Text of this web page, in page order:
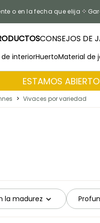
o en la fecha que elija
CONSEJOS DE
de interiorHuertoMaterial de
ESTAMOS
> Vivaces por variedad
la madurez